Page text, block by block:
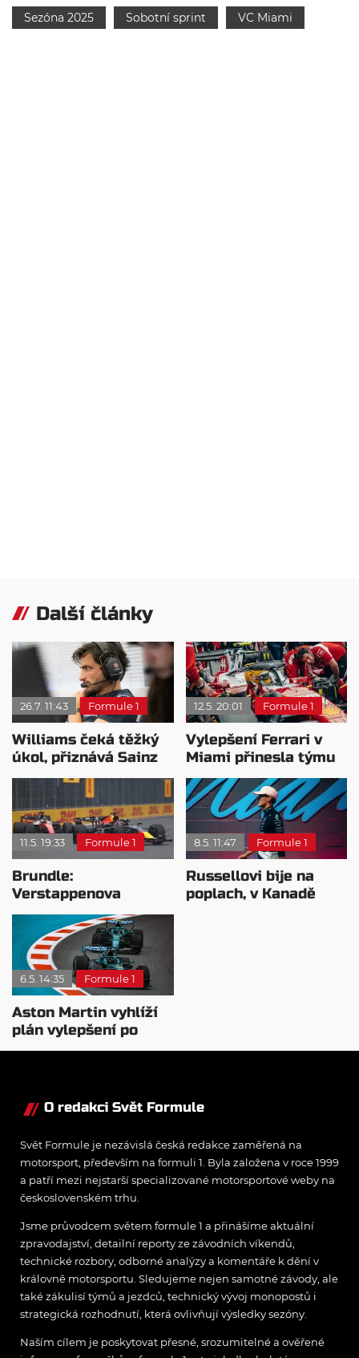
Sezóna 2025 Sobotní sprint VC Miami
Další články
26.7. 11:43 Formule 1
Williams čeká těžký
úkol, přiznává Sainz
12.5. 20:01 Formule 1
Vylepšení Ferrari v
Miami přinesla týmu
zdrcující zklamání
11.5. 19:33 Formule 1
Brundle:
Verstappenova
záchrana v Miami byla
geniální
8.5. 11:47 Formule 1
Russellovi bije na
poplach, v Kanadě
6.5. 14:35 Formule 1
Aston Martin vyhlíží
plán vylepšení po
těžkém startu sezóny
O redakci Svět Formule
Svět Formule je nezávislá česká redakce zaměřená na
motorsport, především na formuli 1. Byla založena v roce 1999
a patří mezi nejstarší specializované motorsportové weby na
československém trhu.
Jsme průvodcem světem formule 1 a přinášíme aktuální
zpravodajství, detailní reporty ze závodních víkendů,
technické rozbory, odborné analýzy a komentáře k dění v
královně motorsportu. Sledujeme nejen samotné závody, ale
také zákulisí týmů a jezdců, technický vývoj monopostů i
strategická rozhodnutí, která ovlivňují výsledky sezóny.
Naším cílem je poskytovat přesné, srozumitelné a ověřené